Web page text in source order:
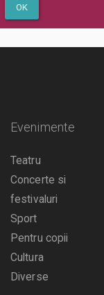
OK
Evenimente
Teatru
Concerte si
festivaluri
Sport
Pentru copii
Cultura
Diverse